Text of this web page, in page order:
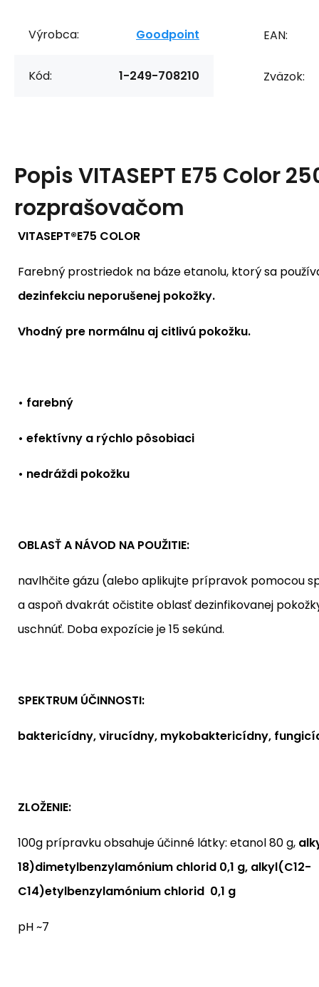
Výrobca: Goodpoint
Kód: 1-249-708210
EAN:
Zväzok:
PopisVITASEPT E75 Color
rozprašovačom
VITASEPT®E75 COLOR
Farebný prostriedok na báze etanolu, ktorý sa
dezinfekciu neporušenej pokožky.
Vhodný pre normálnu aj citlivú pokožku.
• farebný
• efektívny a rýchlo pôsobiaci
• nedráždi pokožku
OBLASŤ A NÁVOD NA POUŽITIE:
navlhčite gázu (alebo aplikujte prípravok pomocou
a aspoň dvakrát očistite oblasť dezinfikovanej
uschnúť. Doba expozície je 15 sekúnd.
SPEKTRUM ÚČINNOSTI:
baktericídny, virucídny, mykobaktericídny,
ZLOŽENIE:
100g prípravku obsahuje účinné látky: etanol 80 g,
18)dimetylbenzylamónium chlorid 0,1 g, alkyl(C12-
C14)etylbenzylamónium chlorid 0,1 g
pH ~7